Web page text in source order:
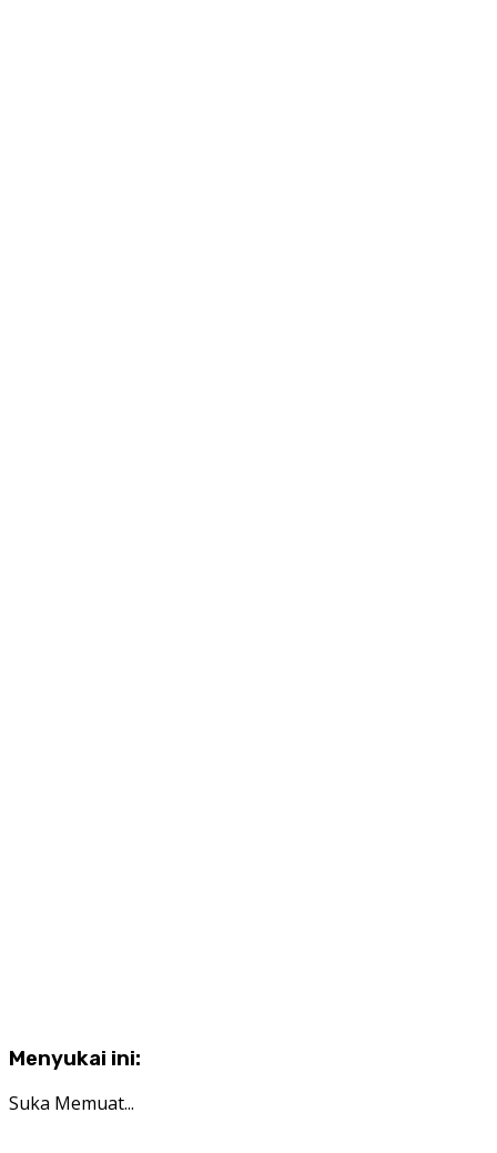
Menyukai ini:
Suka Memuat...